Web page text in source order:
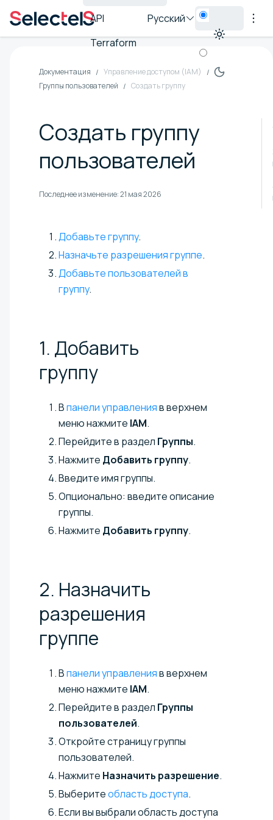
API
Terraform
Русский
Документация
Управление доступом (IAM)
Группы пользователей
Создать группу
Создать группу
пользователей
Последнее изменение:21 мая 2026
Добавьте группу.
Назначьте разрешения группе.
Добавьте пользователей в
группу.
1. Добавить
группу
Впанели управленияв верхнем
меню нажмите IAM.
Перейдите в раздел Группы.
Нажмите Добавить группу.
Введите имя группы.
Опционально: введите описание
группы.
Нажмите Добавить группу.
2. Назначить
разрешения
группе
Впанели управленияв верхнем
меню нажмите IAM.
Перейдите в раздел Группы
пользователей.
Откройте страницу группы
пользователей.
Нажмите Назначить разрешение.
Выберитеобласть доступа.
Если вы выбрали область доступа